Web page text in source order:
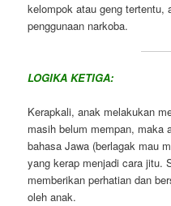
kelompok atau geng tertentu,
penggunaan narkoba.
LOGIKA KETIGA:
Kerapkali, anak melakukan
masih belum mempan,
bahasa Jawa (berlagak mau
yang kerap menjadi cara jitu.
memberikan perhatian dan
oleh anak.